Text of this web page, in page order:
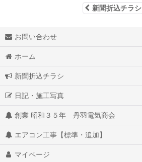
新聞折込チラシ
お問い合わせ
ホーム
新聞折込チラシ
日記・施工写真
創業 昭和３５年 丹羽電気商会
エアコン工事【標準・追加】
マイページ